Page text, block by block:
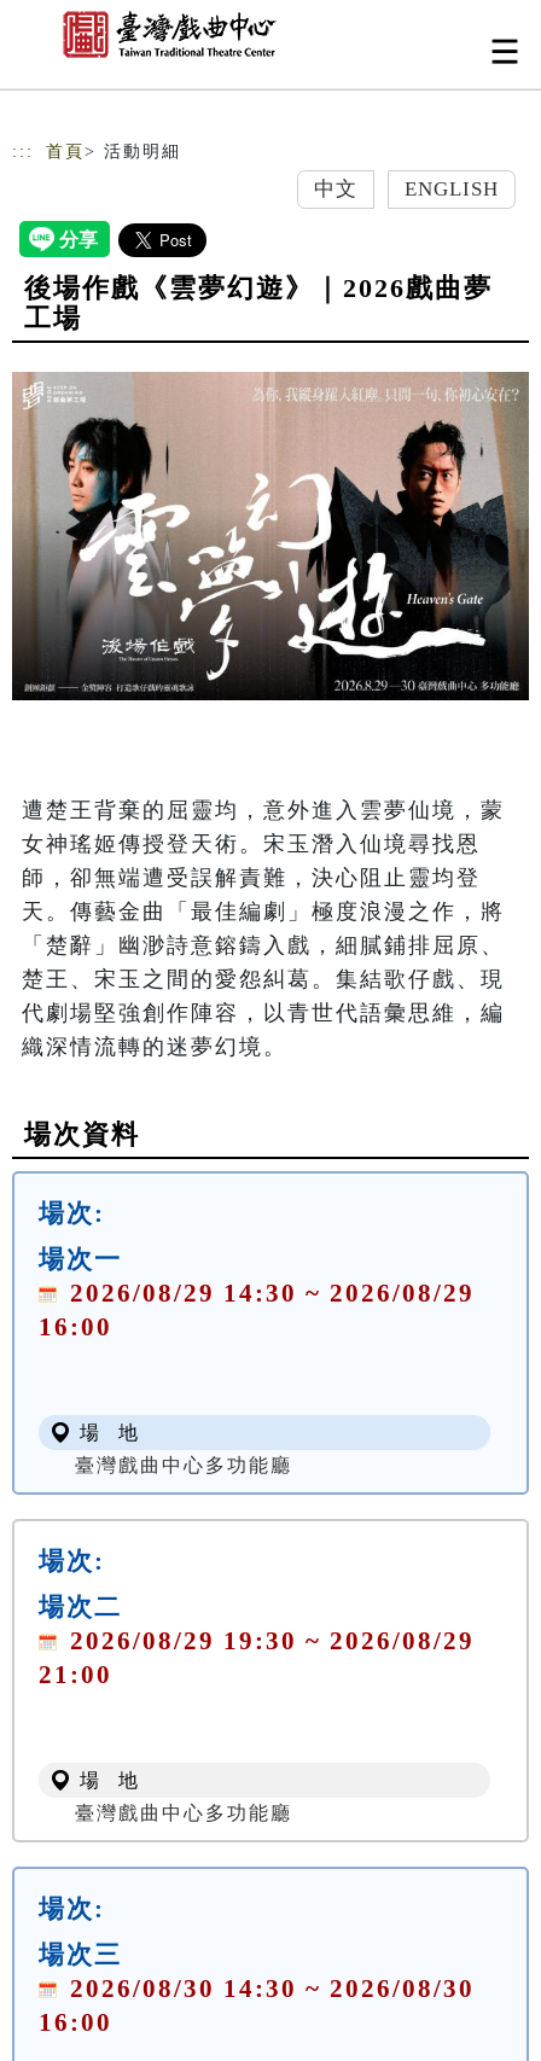
跳到主要內容
網站導覽
::: 首頁 > 活動明細
中文 ENGLISH
後場作戲《雲夢幻遊》｜2026戲曲夢
工場
遭楚王背棄的屈靈均，意外進入雲夢仙境，蒙
女神瑤姬傳授登天術。宋玉潛入仙境尋找恩
師，卻無端遭受誤解責難，決心阻止靈均登
天。傳藝金曲「最佳編劇」極度浪漫之作，將
「楚辭」幽渺詩意鎔鑄入戲，細膩鋪排屈原、
楚王、宋玉之間的愛怨糾葛。集結歌仔戲、現
代劇場堅強創作陣容，以青世代語彙思維，編
織深情流轉的迷夢幻境。
場次資料
場次:
場次一
2026/08/29 14:30 ~ 2026/08/29
16:00
場 地
臺灣戲曲中心多功能廳
場次:
場次二
2026/08/29 19:30 ~ 2026/08/29
21:00
場 地
臺灣戲曲中心多功能廳
場次:
場次三
2026/08/30 14:30 ~ 2026/08/30
16:00